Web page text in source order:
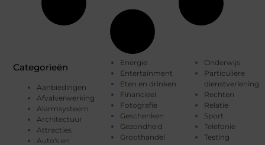
Categorieën
Aanbiedingen
Afvalverwerking
Alarmsysteem
Architectuur
Attracties
Auto's en
Energie
Entertainment
Eten en drinken
Financieel
Fotografie
Geschenken
Gezondheid
Groothandel
Onderwijs
Particuliere
dienstverlening
Rechten
Relatie
Sport
Telefonie
Testing